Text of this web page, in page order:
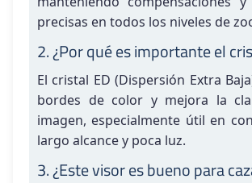
precisas en todos los niveles de
2. ¿Por qué es importante el
El cristal ED (Dispersión Extra
bordes de color y mejora la
imagen, especialmente útil en
largo alcance y poca luz.
3. ¿Este visor es bueno para